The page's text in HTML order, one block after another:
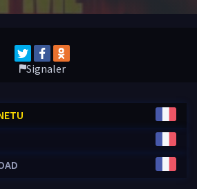
Signaler